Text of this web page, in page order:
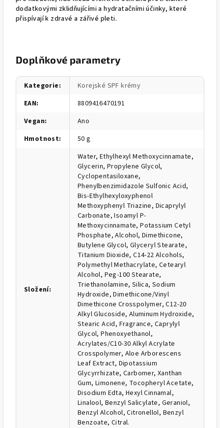
dodatkovými zklidňujícími a hydratačními účinky, které
přispívají k zdravé a zářivé pleti.
Doplňkové parametry
Kategorie:
Korejské SPF krémy
EAN:
8809416470191
Vegan:
Ano
Hmotnost: 50 g
Složení:
Water, Ethylhexyl Methoxycinnamate,
Glycerin, Propylene Glycol,
Cyclopentasiloxane,
Phenylbenzimidazole Sulfonic Acid,
Bis-Ethylhexyloxyphenol
Methoxyphenyl Triazine, Dicaprylyl
Carbonate, Isoamyl P-
Methoxycinnamate, Potassium Cetyl
Phosphate, Alcohol, Dimethicone,
Butylene Glycol, Glyceryl Stearate,
Titanium Dioxide, C14-22 Alcohols,
Polymethyl Methacrylate, Cetearyl
Alcohol, Peg-100 Stearate,
Triethanolamine, Silica, Sodium
Hydroxide, Dimethicone/Vinyl
Dimethicone Crosspolymer, C12-20
Alkyl Glucoside, Aluminum Hydroxide,
Stearic Acid, Fragrance, Caprylyl
Glycol, Phenoxyethanol,
Acrylates/C10-30 Alkyl Acrylate
Crosspolymer, Aloe Arborescens
Leaf Extract, Dipotassium
Glycyrrhizate, Carbomer, Xanthan
Gum, Limonene, Tocopheryl Acetate,
Disodium Edta, Hexyl Cinnamal,
Linalool, Benzyl Salicylate, Geraniol,
Benzyl Alcohol, Citronellol, Benzyl
Benzoate, Citral.